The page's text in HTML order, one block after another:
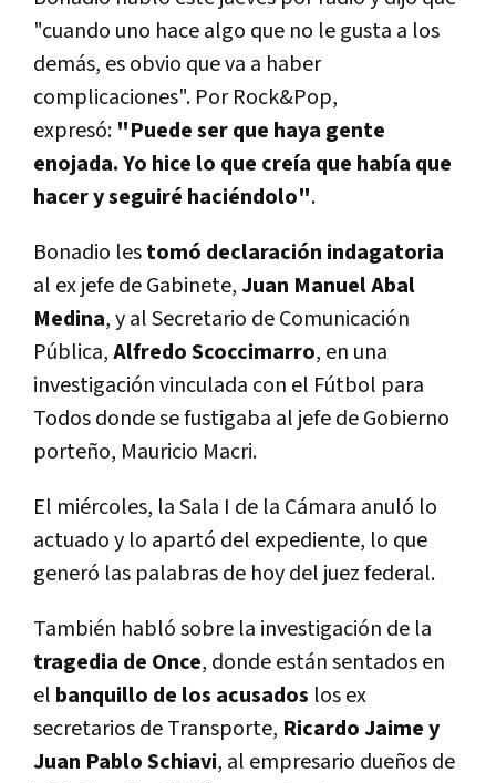
"cuando uno hace algo que no le gusta a los
demás, es obvio que va a haber
complicaciones". Por Rock&Pop,
expresó: "Puede ser que haya gente
enojada.Yo hice lo que creía que había que
hacer y seguiré haciéndolo".
Bonadio lestomó declaración indagatoria
al ex jefe de Gabinete,Juan Manuel Abal
Medina, y al Secretario de Comunicación
Pública,Alfredo Scoccimarro, en una
investigación vinculada con el Fútbol para
Todos donde se fustigaba al jefe de Gobierno
porteño, Mauricio Macri.
El miércoles, la Sala I de la Cámara anuló lo
actuado y lo apartó del expediente, lo que
generó las palabras de hoy del juez federal.
También habló sobre la investigación de la
tragedia de Once, donde están sentados en
el banquillo de los acusados los ex
secretarios de Transporte, Ricardo Jaime y
Juan Pablo Schiavi, al empresario dueños de